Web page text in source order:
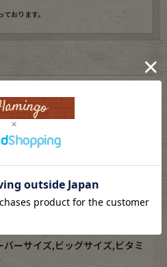
おります。
ラルフローレン
/orange
、左袖に穴
バーサイズ,ビッグサイズ,ビタミ